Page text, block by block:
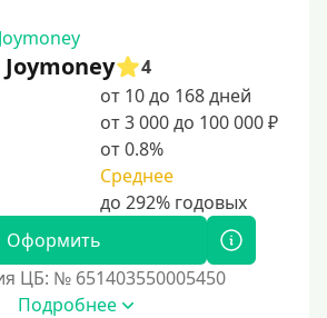
Joymoney
4
от 10 до 168 дней
от 3 000 до 100 000 ₽
от 0.8%
Среднее
Оформить
ЦБ: № 651403550005450
Подробнее